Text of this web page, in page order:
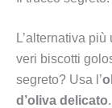
L’alternativa più
veri biscotti
segreto? Usa l’
d’oliva delicato.